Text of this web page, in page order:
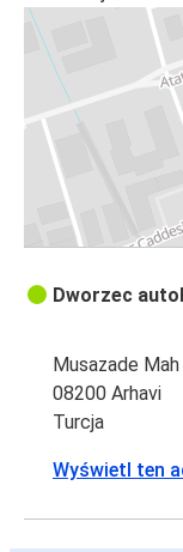
Dworzec
Musazade
08200 Arhavi
Turcja
Wyświetl ten